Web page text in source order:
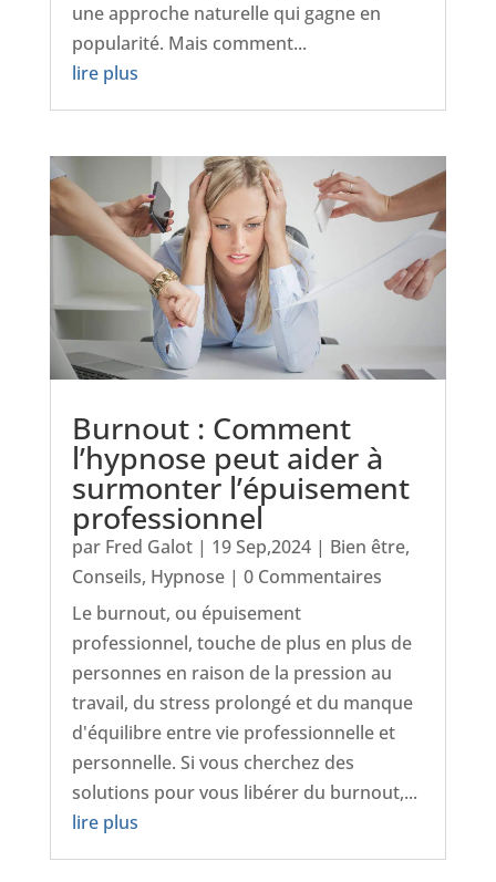
une approche naturelle qui gagne en
popularité. Mais comment...
lire plus
Burnout : Comment
l’hypnose peut aider à
surmonter l’épuisement
professionnel
par Fred Galot| 19 Sep,2024| Bien être,
Conseils, Hypnose| 0 Commentaires
Le burnout, ou épuisement
professionnel, touche de plus en plus de
personnes en raison de la pression au
travail, du stress prolongé et du manque
d'équilibre entre vie professionnelle et
personnelle. Si vous cherchez des
solutions pour vous libérer du burnout,...
lire plus